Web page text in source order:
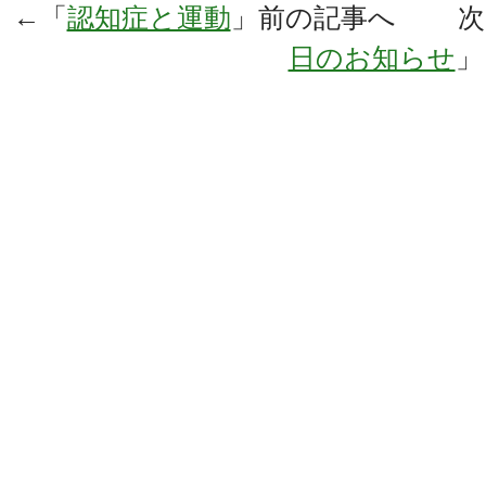
←「 認知症と運動 」前の記事へ 次
日のお知らせ